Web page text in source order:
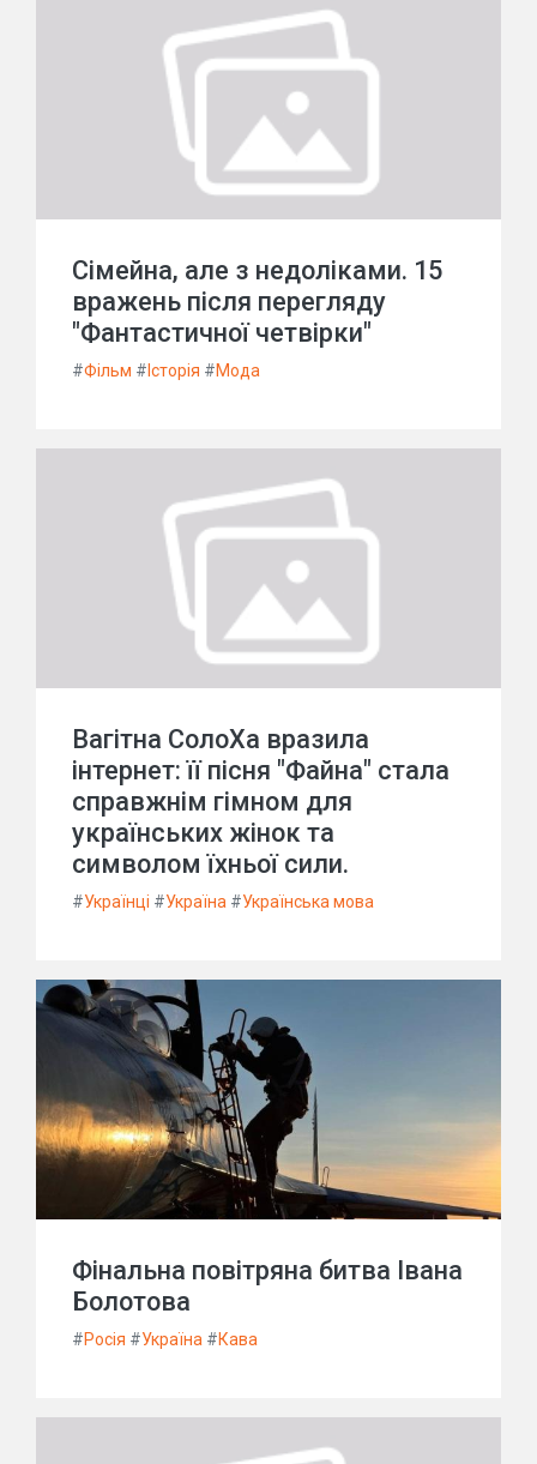
Сімейна, але з недоліками. 15
вражень після перегляду
"Фантастичної четвірки"
#Фільм # Історія #Мода
Вагітна СолоХа вразила
інтернет: її пісня "Файна" стала
справжнім гімном для
українських жінок та
символом їхньої сили.
#Українці #Україна #Українська мова
Фінальна повітряна битва Івана
Болотова
#Росія #Україна #Кава